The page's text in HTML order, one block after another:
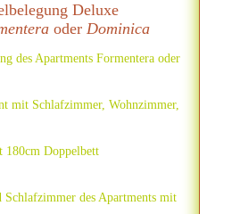
Deluxe
oder Dominica
des Apartments Formentera oder
mit Schlafzimmer, Wohnzimmer,
180cm Doppelbett
Schlafzimmer des Apartments mit